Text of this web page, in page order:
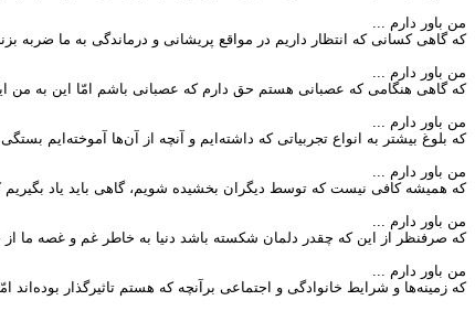
من باور دارم ...
که گاهى کسانى که انتظار داريم در مواقع پريشانى و درماندگى به ما ضربه
من باور دارم ...
که گاهى هنگامى که عصبانى هستم حق دارم که عصبانى باشم امّا اين به من
من باور دارم ...
که بلوغ بيشتر به انواع تجربياتى که داشته‌ايم و آنچه از آن‌ها آموخته‌ايم
من باور دارم ...
که هميشه کافى نيست که توسط ديگران بخشيده شويم، گاهى بايد ياد
من باور دارم ...
که صرفنظر از اين که چقدر دلمان شکسته باشد دنيا به خاطر غم و غصه ما از
من باور دارم ...
که زمينه‌ها و شرايط خانوادگى و اجتماعى برآنچه که هستم تاثيرگذار